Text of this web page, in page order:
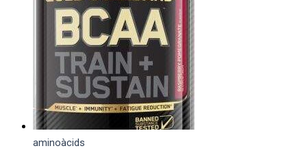
aminoàcids